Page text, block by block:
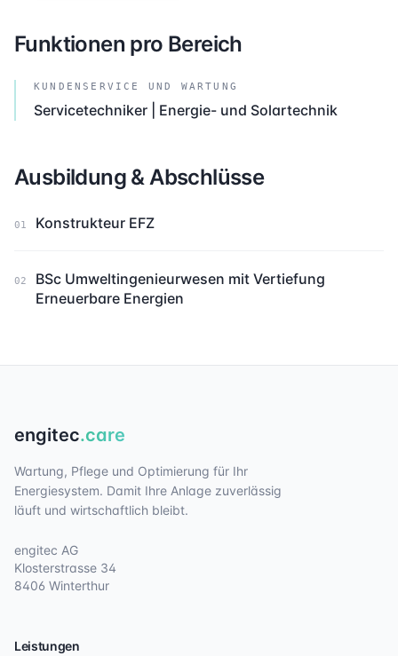
Funktionen pro Bereich
KUNDENSERVICE UND WARTUNG
Servicetechniker | Energie- und Solartechnik
Ausbildung & Abschlüsse
01 Konstrukteur EFZ
02
BSc Umweltingenieurwesen mit Vertiefung
Erneuerbare Energien
engitec.care
Wartung, Pflege und Optimierung für Ihr
Energiesystem. Damit Ihre Anlage zuverlässig
läuft und wirtschaftlich bleibt.
engitec AG
Klosterstrasse 34
8406 Winterthur
Leistungen